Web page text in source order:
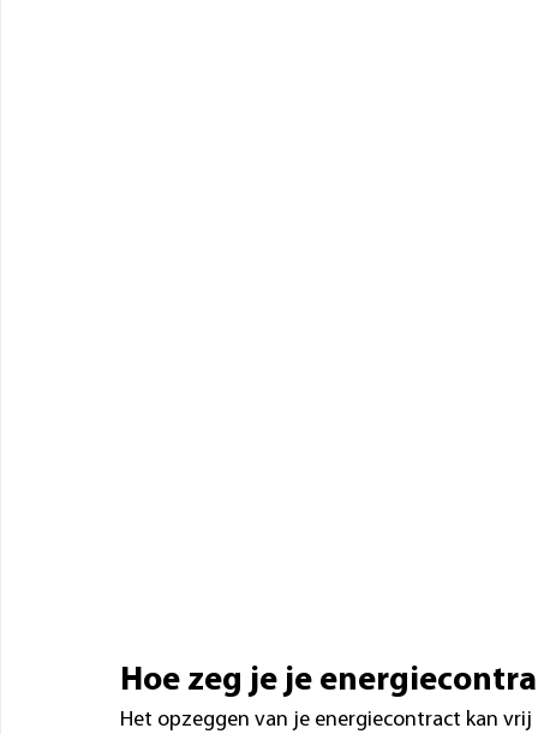
Hoe zeg je je
Het opzeggen van je energiecontract kan